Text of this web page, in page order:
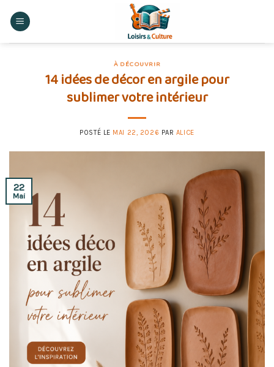
À DÉCOUVRIR
14 idées de décor en argile pour
sublimer votre intérieur
POSTÉ LE MAI 22, 2026 PAR ALICE
22
Mai